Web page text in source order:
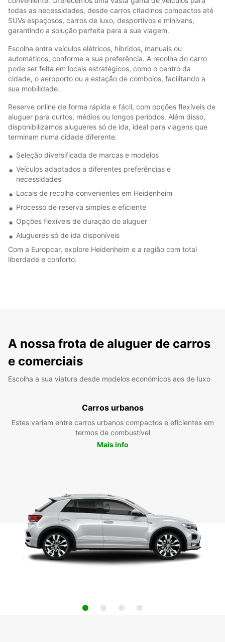
todas as necessidades, desde carros citadinos compactos até
SUVs espaçosos, carros de luxo, desportivos e minivans,
garantindo a solução perfeita para a sua viagem.
Escolha entre veículos elétricos, híbridos, manuais ou
automáticos, conforme a sua preferência. A recolha do carro
pode ser feita em locais estratégicos, como o centro da
cidade, o aeroporto ou a estação de comboios, facilitando a
sua mobilidade.
Reserve online de forma rápida e fácil, com opções flexíveis de
aluguer para curtos, médios ou longos períodos. Além disso,
disponibilizamos alugueres só de ida, ideal para viagens que
terminam numa cidade diferente.
Seleção diversificada de marcas e modelos
Veículos adaptados a diferentes preferências e
necessidades
Locais de recolha convenientes em Heidenheim
Processo de reserva simples e eficiente
Opções flexíveis de duração do aluguer
Alugueres só de ida disponíveis
Com a Europcar, explore Heidenheim e a região com total
liberdade e conforto.
A nossa frota de aluguer de carros
e comerciais
Escolha a sua viatura desde modelos económicos aos de luxo
Carros urbanos
Estes variam entre carros urbanos compactos e eficientes em
termos de combustível
Mais info